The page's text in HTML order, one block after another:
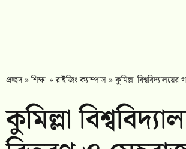
প্রচ্ছদ»শিক্ষা »রাইজিং ক্যাম্পাস »কুমিল্লা
কুমিল্লা